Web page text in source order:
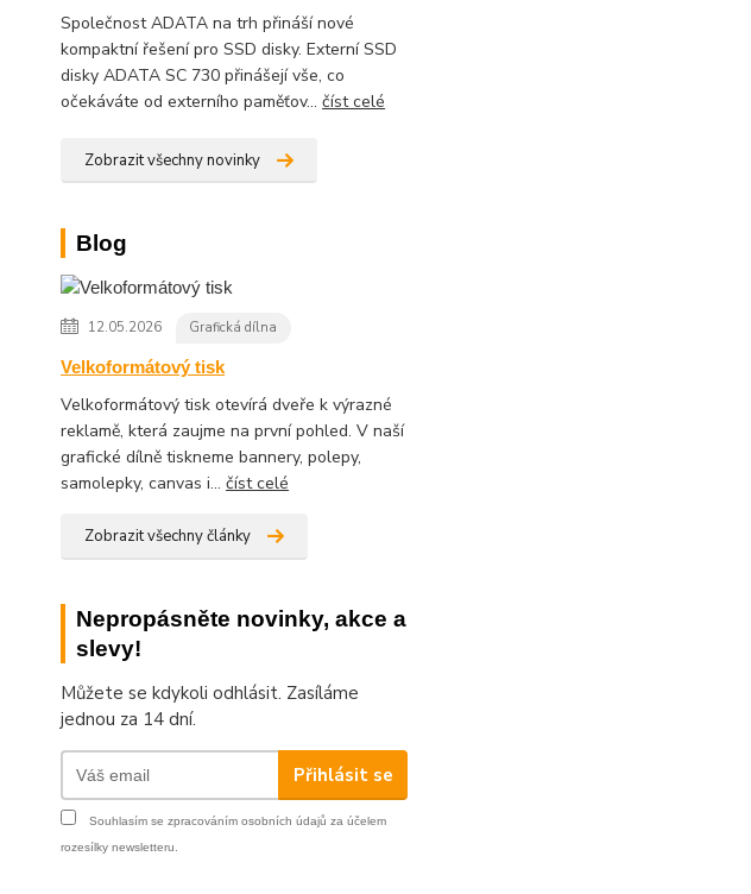
Společnost ADATA na trh přináší nové
kompaktní řešení pro SSD disky. Externí SSD
disky ADATA SC 730 přinášejí vše, co
očekáváte od externího paměťov...číst celé
Zobrazit všechny novinky
Blog
12.05.2026 Grafická dílna
Velkoformátový tisk
Velkoformátový tisk otevírá dveře k výrazné
reklamě, která zaujme na první pohled. V naší
grafické dílně tiskneme bannery, polepy,
samolepky, canvas i...číst celé
Zobrazit všechny články
Nepropásněte novinky, akce a
slevy!
Můžete se kdykoli odhlásit. Zasíláme
jednou za 14 dní.
Přihlásit se
Souhlasím se zpracováním osobních údajů za účelem
rozesílky newsletteru.